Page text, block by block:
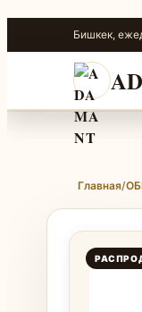
к
содержимому
Бишкек,
Главная/